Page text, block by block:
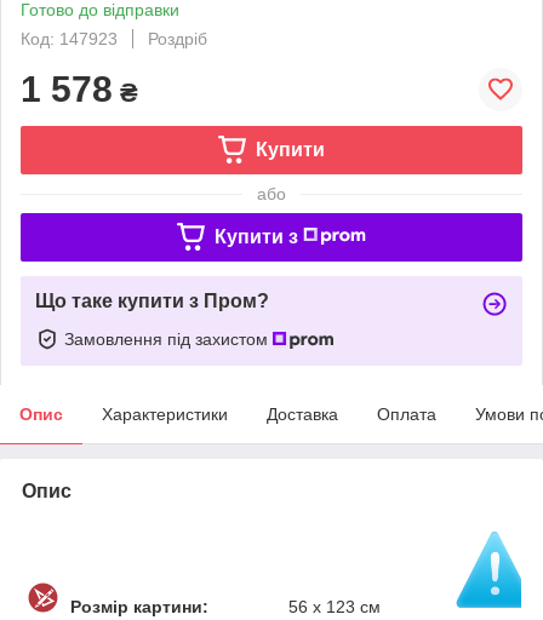
Готово до відправки
Код: 147923
Роздріб
1 578 ₴
Купити
або
Купити з
Що таке купити з Пром?
Замовлення під захистом
Опис Характеристики Доставка Оплата Умови
Опис
Розмір картини: 56 х 123 см